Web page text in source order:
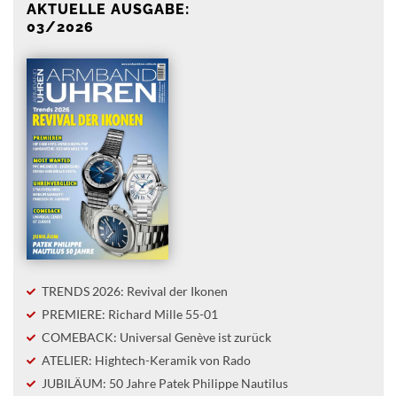
AKTUELLE AUSGABE:
03/2026
TRENDS 2026: Revival der Ikonen
PREMIERE: Richard Mille 55-01
COMEBACK: Universal Genève ist zurück
ATELIER: Hightech-Keramik von Rado
JUBILÄUM: 50 Jahre Patek Philippe Nautilus